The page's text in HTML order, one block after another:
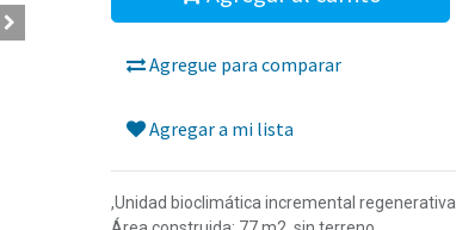
Agregue para comparar
Agregar a mi lista
,Unidad bioclimática incremental regenerativa